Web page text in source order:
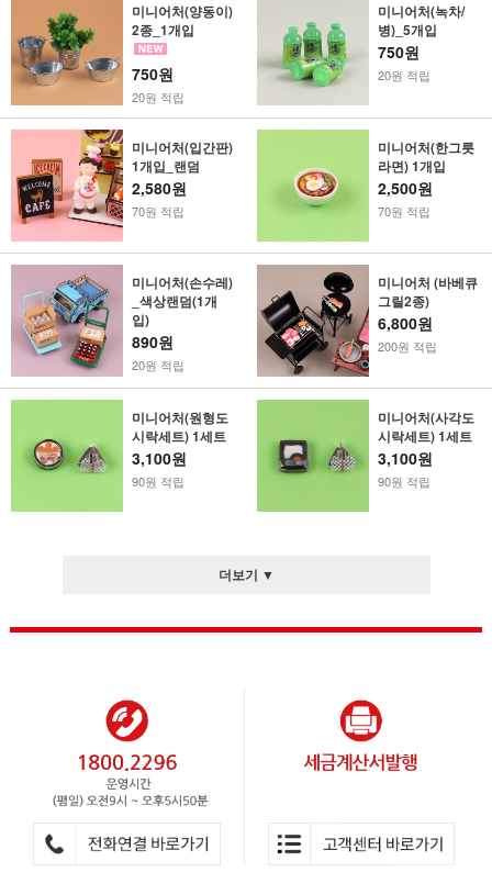
미니어처(양동이)
2종_1개입
750원
20원 적립
미니어처(녹차/
병)_5개입
750원
20원 적립
미니어처(입간판)
1개입_랜덤
2,580원
70원 적립
미니어처(한그릇
라면) 1개입
2,500원
70원 적립
미니어처(손수레)
_색상랜덤(1개
입)
890원
20원 적립
미니어처 (바베큐
그릴2종)
6,800원
200원 적립
미니어처(원형도
시락세트) 1세트
3,100원
90원 적립
미니어처(사각도
시락세트) 1세트
3,100원
90원 적립
더보기 ▼